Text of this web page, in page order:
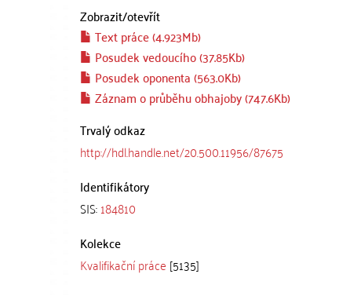
Zobrazit/otevřít
Text práce (4.923Mb)
Posudek vedoucího (37.85Kb)
Posudek oponenta (563.0Kb)
Záznam o průběhu obhajoby (747.6Kb)
Trvalý odkaz
http://hdl.handle.net/20.500.11956/87675
Identifikátory
SIS:184810
Kolekce
Kvalifikační práce [5135]